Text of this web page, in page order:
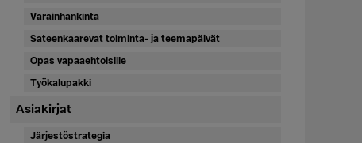
Varainhankinta
Sateenkaarevat toiminta- ja teemapäivät
Opas vapaaehtoisille
Työkalupakki
Asiakirjat
Järjestöstrategia